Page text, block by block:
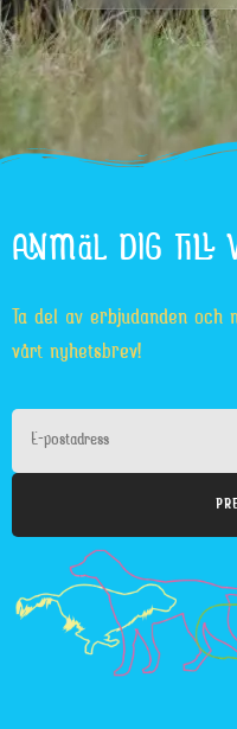
ANMÄL DIG TILL
Ta del av erbjudanden
vårt nyhetsbrev!